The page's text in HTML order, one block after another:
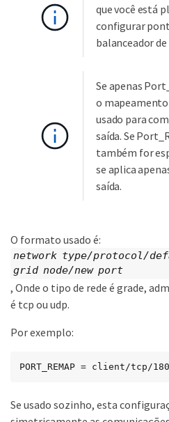
que você está
configurar
balanceador de
Se apenas
o mapeamento
usado para
saída. Se
também for
se aplica
saída.
O formato usado é:
network type/protocol/
grid node/new port
, Onde o tipo de rede é grade,
é tcp ou udp.
Por exemplo:
PORT_REMAP = client/tcp/
Se usado sozinho, esta